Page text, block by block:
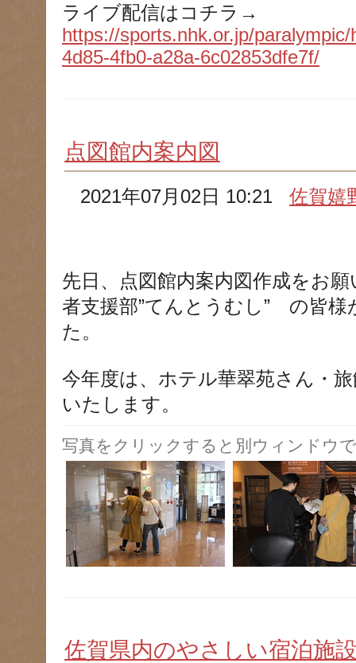
ライブ配信はコチラ→
https://sports.nhk.or.jp/
4d85-4fb0-a28a-6c02853dfe7f/
点図館内案内図
2021年07月02日 10:21佐賀嬉
先日、点図館内案内図作成をお
者支援部”てんとうむし” の皆様
た。
今年度は、ホテル華翠苑さん・
いたします。
写真をクリックすると別ウィンドウ
佐賀県内のやさしい宿泊施